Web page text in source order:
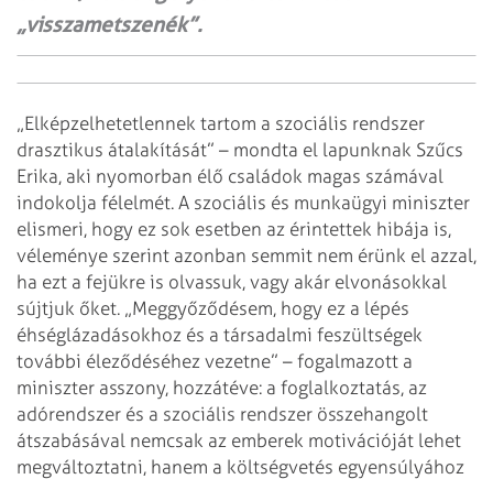
„visszametszenék”.
„Elképzelhetetlennek tartom a szociális rendszer
drasztikus átalakítását” – mondta el lapunknak Szűcs
Erika, aki nyomorban élő családok magas számával
indokolja félelmét. A szociális és munkaügyi miniszter
elismeri, hogy ez sok esetben az érintettek hibája is,
véleménye szerint azonban semmit nem érünk el azzal,
ha ezt a fejükre is olvassuk, vagy akár elvonásokkal
sújtjuk őket. „Meg­győződésem, hogy ez a lépés
éhséglázadásokhoz és a társadalmi feszültségek
további éleződéséhez vezetne” – fogalmazott a
miniszter asszony, hozzátéve: a foglalkoztatás, az
adórendszer és a szociális rendszer összehangolt
átszabásával nemcsak az emberek motivációját lehet
megváltoztatni, hanem a költségvetés egyensúlyához